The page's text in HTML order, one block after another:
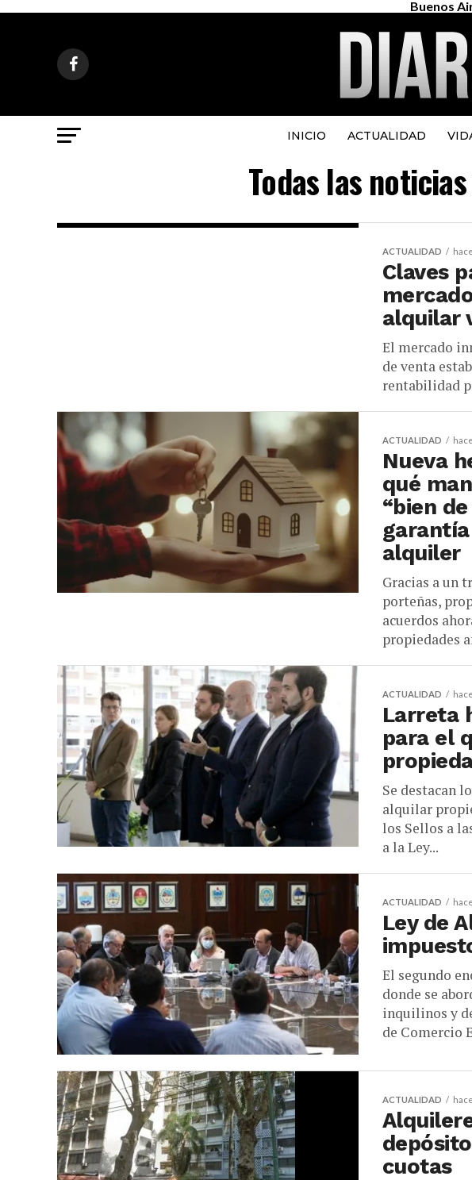
Buenos
INICIO ACTUALIDAD
Todas las
ACTUALIDAD
Claves
alquilar
El mercado
de venta
rentabilidad
ACTUALIDAD
Nueva
qué
“bien
alquiler
Gracias a un
porteñas,
acuerdos
propiedades
ACTUALIDAD
Larreta
para el
Se destacan
alquilar
los Sellos a
a la Ley...
ACTUALIDAD
Ley de
El segundo
donde se
inquilinos y
de Comercio
ACTUALIDAD
cuotas